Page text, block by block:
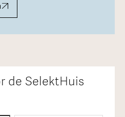
de SelektHuis